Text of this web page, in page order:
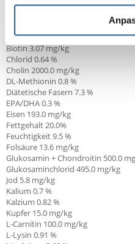
*L.I.P.: Ausgewählte, leicht
Arginin 1.38 %
Biotin 3.07 mg/kg
Chlorid 0.64 %
Cholin 2000.0 mg/kg
DL-Methionin 0.8 %
Diätetische Fasern 7.3 %
EPA/DHA0.3 %
Eisen 193.0 mg/kg
Fettgehalt20.0%
Feuchtigkeit 9.5 %
Folsäure 13.6 mg/kg
Glukosamin + Chondroitin 500.0
Glukosaminchlorid 495.0 mg/kg
Jod 5.8 mg/kg
Kalium 0.7 %
Kalzium 0.82 %
Kupfer 15.0 mg/kg
L-Carnitin 100.0 mg/kg
L-Lysin 0.91 %